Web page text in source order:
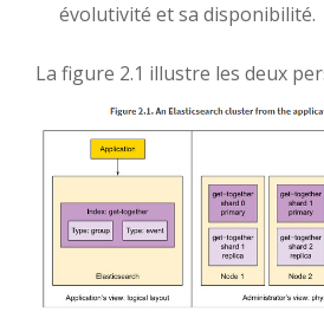
évolutivité et sa disponibilité.
La figure 2.1 illustre les deux